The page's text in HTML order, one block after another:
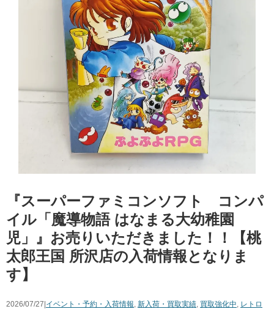
『スーパーファミコンソフト コンパ
イル「​魔導物語 ​はなまる大幼稚園
児」』お売りいただきました！！【桃
太郎王国 所沢店の入荷情報となりま
す】
2026/07/27|イベント・予約・入荷情報 新入荷・買取実績 買取強化中 レトロ